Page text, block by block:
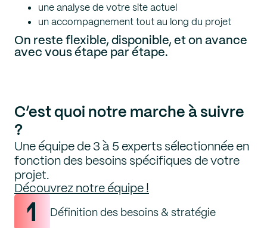
une analyse de votre site actuel
un accompagnement tout au long du projet
On reste flexible, disponible, et on avance
avec vous étape par étape.
C’est quoi notre marche à suivre
?
Une équipe de 3 à 5 experts sélectionnée en
fonction des besoins spécifiques de votre
projet.
Découvrez notre équipe !
1 Définition des besoins & stratégie